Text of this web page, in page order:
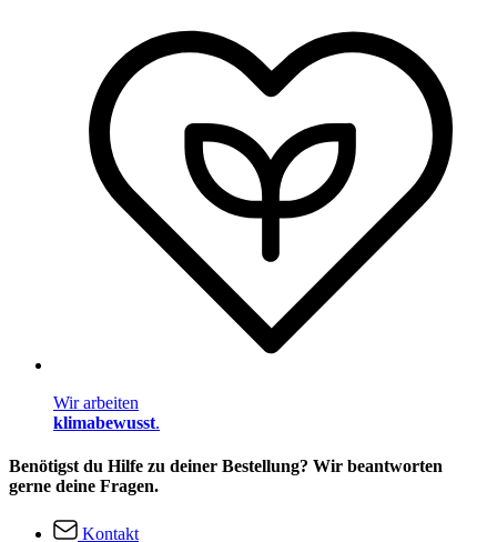
Wir arbeiten
klimabewusst.
Benötigst du Hilfe zu deiner Bestellung? Wir beantworten
gerne deine Fragen.
Kontakt